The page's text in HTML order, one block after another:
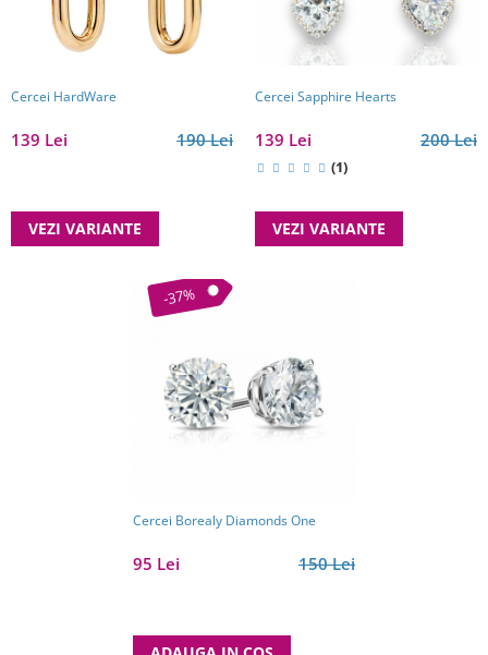
Cercei HardWare
190 Lei
139 Lei
VEZI VARIANTE
Cercei Sapphire Hearts
200 Lei
139 Lei
(1)
VEZI VARIANTE
-37%
Cercei Borealy Diamonds One
150 Lei
95 Lei